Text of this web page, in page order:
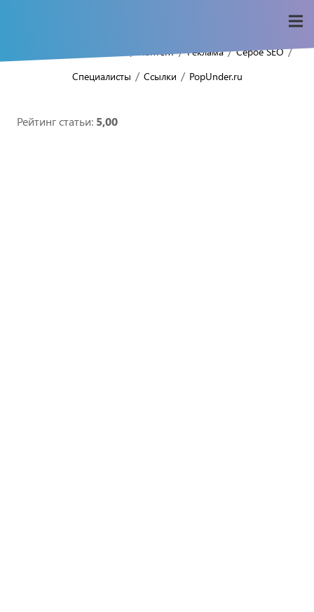
Контент / Реклама / Серое SEO /
Специалисты / Ссылки / PopUnder.ru
Рейтинг статьи: 5,00